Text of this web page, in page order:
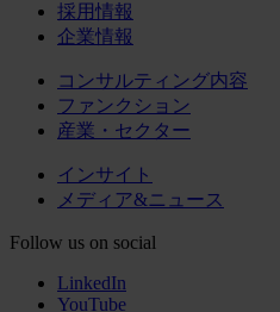
採用情報
企業情報
コンサルティング内容
ファンクション
産業・セクター
インサイト
メディア&ニュース
Follow us on social
LinkedIn
YouTube